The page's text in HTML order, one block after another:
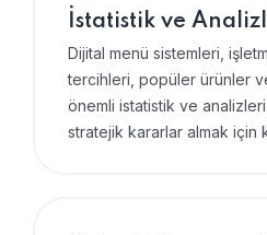
İstatistik ve
Dijital menü sistemleri,
tercihleri, popüler ürünler
önemli istatistik ve
stratejik kararlar almak için